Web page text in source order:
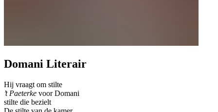
Domani Literair
Hij vraagt om stilte
’t Paeterke voor Domani
stilte die bezielt